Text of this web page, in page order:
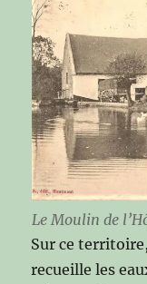
Le Moulin de
Sur ce
recueille les